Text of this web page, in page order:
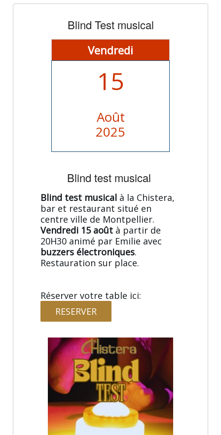
Blind Test musical
Vendredi
15
Août
2025
Blind test musical
Blind test musical à la Chistera,
bar et restaurant situé en
centre ville de Montpellier.
Vendredi 15 août à partir de
20H30 animé par Emilie avec
buzzers électroniques.
Restauration sur place.
Réserver votre table ici:
RESERVER